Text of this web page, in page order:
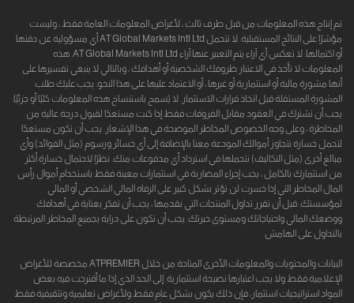
تم إنتاج هذه المعلومات من قبل طرف ثالث ، لأغراض المعلومات العامة فقط ، وليست
مؤشرًا على النتائج المستقبلية. لا تتحمل AT Global Markets Intl Ltd أي مسؤولية عن دقتها
أو اكتمالها. لا تعكس أي آراء يتم التعبير عنها آراء AT Global Markets Intl Ltd. هذه
المعلومات لا تأخذ في الاعتبار ظروفك الشخصية أو أهدافك ، وبالتالي لا ينبغي تفسيرها على
أنها مشورة مالية أو استثمارية أو غيرها ، أو الاعتماد عليها على هذا النحو. يجب عليك طلب
المشورة المستقلة قبل اتخاذ قرارات الاستثمار. لا يُسمح باستنساخ هذه المعلومات كليًا أو جزئيًا.
يجب أن تشترك في العقود مقابل الفروقات فقط إذا كنت مستعدًا لقبول درجة عالية من
المخاطرة ، وعلى وجه الخصوص المخاطر الموضحة في هذا الإشعار. يجب أن تكون مستعدًا
لتحمل خسارة تتجاوز أموالك المودعة معنا بالإضافة إلى أي خسائر ورسوم (مثل الفوائد) وأي
مبالغ أخرى (مثل التكاليف) نتحملها في استرداد أي مدفوعات منك. نظرًا لاحتمال خسارة أكثر
من استثمارك بالكامل ، يجب إجراء المضاربة في استثمارات معينة فقط باستخدام أموال رأس
المال المخاطر التي إذا خسرت لن تؤثر بشكل كبير على الرفاه المالي الشخصي أو المالي
لمؤسستك. قبل أن تقرر تداول المنتجات التي نقدمها ، يجب أن تفكر بعناية في أهدافك
ووضعك المالي واحتياجاتك ومستوى خبرتك. يجب أن تكون على دراية بجميع المخاطر المرتبطة
بالتداول على الهامش
البيانات والمحتويات والمعلومات الأخرى المتاحة من خلال ATPREMIER مخصصة للأغراض
الإعلامية فقط ولا يجب اعتبارها نصيحة استثمارية. إلى الحد الذي إذا ما أقترحت فيه بعض
المواد استراتيجيات استثمار، فإن ذلك يكون بشكل عام فقط ولأغراض تعليمية وتثقيفية فقط